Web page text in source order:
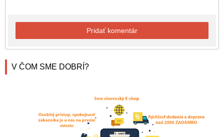
Pridať komentár
V ČOM SME DOBRÍ?